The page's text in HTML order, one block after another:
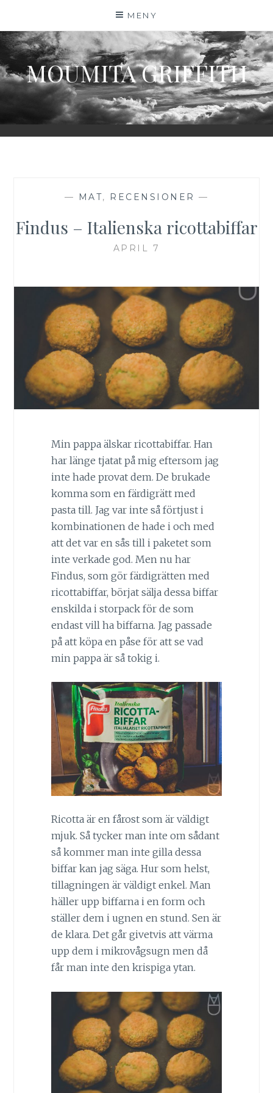
innehåll
MENY
MOUMITA GRIFFITH
— MAT, RECENSIONER —
Findus – Italienska ricottabiffar
APRIL 7
Min pappa älskar ricottabiffar. Han
har länge tjatat på mig eftersom jag
inte hade provat dem. De brukade
komma som en färdigrätt med
pasta till. Jag var inte så förtjust i
kombinationen de hade i och med
att det var en sås till i paketet som
inte verkade god. Men nu har
Findus, som gör färdigrätten med
ricottabiffar, börjat sälja dessa biffar
enskilda i storpack för de som
endast vill ha biffarna. Jag passade
på att köpa en påse för att se vad
min pappa är så tokig i.
Ricotta är en fårost som är väldigt
mjuk. Så tycker man inte om sådant
så kommer man inte gilla dessa
biffar kan jag säga. Hur som helst,
tillagningen är väldigt enkel. Man
häller upp biffarna i en form och
ställer dem i ugnen en stund. Sen är
de klara. Det går givetvis att värma
upp dem i mikrovågsugn men då
får man inte den krispiga ytan.